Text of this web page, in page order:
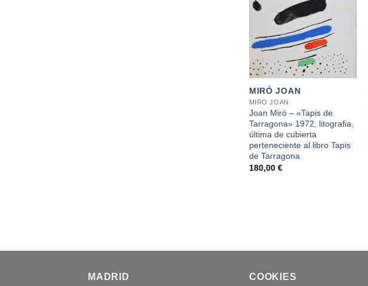
+
MIRÓ JOAN
MIRÓ JOAN
Joan Miró – «Tapis de
Tarragona» 1972, litografia,
última de cubierta
perteneciente al libro Tapis
de Tarragona
180,00 €
MADRID COOKIES